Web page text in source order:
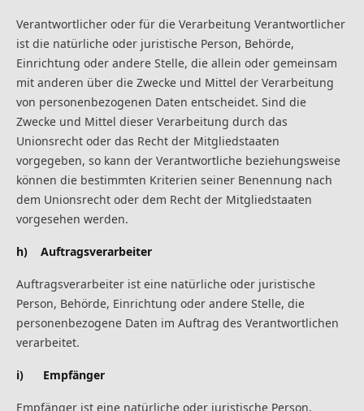
Verantwortlicher oder für die Verarbeitung Verantwortlicher
ist die natürliche oder juristische Person, Behörde,
Einrichtung oder andere Stelle, die allein oder gemeinsam
mit anderen über die Zwecke und Mittel der Verarbeitung
von personenbezogenen Daten entscheidet. Sind die
Zwecke und Mittel dieser Verarbeitung durch das
Unionsrecht oder das Recht der Mitgliedstaaten
vorgegeben, so kann der Verantwortliche beziehungsweise
können die bestimmten Kriterien seiner Benennung nach
dem Unionsrecht oder dem Recht der Mitgliedstaaten
vorgesehen werden.
h) Auftragsverarbeiter
Auftragsverarbeiter ist eine natürliche oder juristische
Person, Behörde, Einrichtung oder andere Stelle, die
personenbezogene Daten im Auftrag des Verantwortlichen
verarbeitet.
i) Empfänger
Empfänger ist eine natürliche oder juristische Person,